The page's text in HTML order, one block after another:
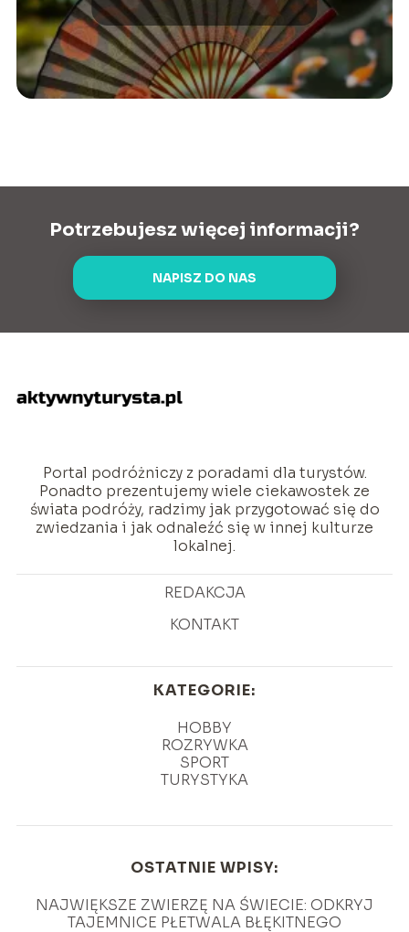
Potrzebujesz więcej informacji?
NAPISZ DO NAS
Portal podróżniczy z poradami dla turystów.
Ponadto prezentujemy wiele ciekawostek ze
świata podróży, radzimy jak przygotować się do
zwiedzania i jak odnaleźć się w innej kulturze
lokalnej.
REDAKCJA
KONTAKT
KATEGORIE:
HOBBY
ROZRYWKA
SPORT
TURYSTYKA
OSTATNIE WPISY:
NAJWIĘKSZE ZWIERZĘ NA ŚWIECIE: ODKRYJ
TAJEMNICE PŁETWALA BŁĘKITNEGO